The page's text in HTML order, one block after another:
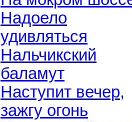
Надоело
удивляться
Нальчикский
баламут
Наступит вечер,
зажгу огонь